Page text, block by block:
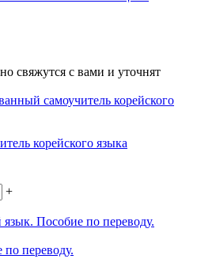
свяжутся с вами и уточнят
корейского языка
+
переводу.